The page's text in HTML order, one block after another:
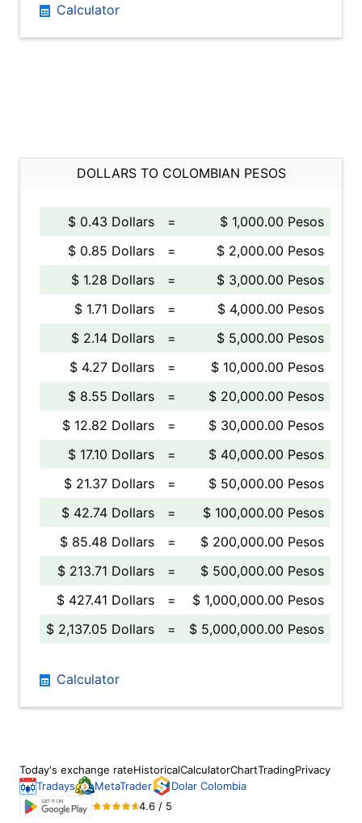
Calculator
DOLLARS TO COLOMBIAN PESOS
$ 0.43 Dollars =
$ 1,000.00 Pesos
$ 0.85 Dollars
=
$ 2,000.00 Pesos
$ 1.28 Dollars
=
$ 3,000.00 Pesos
$ 1.71 Dollars
=
$ 4,000.00 Pesos
$ 2.14 Dollars
=
$ 5,000.00 Pesos
$ 4.27 Dollars
=
$ 10,000.00 Pesos
$ 8.55 Dollars
=
$ 20,000.00 Pesos
$ 12.82 Dollars
=
$ 30,000.00 Pesos
$ 17.10 Dollars
=
$ 40,000.00 Pesos
$ 21.37 Dollars
=
$ 50,000.00 Pesos
$ 42.74 Dollars
=
$ 100,000.00 Pesos
$ 85.48 Dollars
=
$ 200,000.00 Pesos
$ 213.71 Dollars
=
$ 500,000.00 Pesos
$ 427.41 Dollars
=
$ 1,000,000.00 Pesos
$ 2,137.05 Dollars
= $ 5,000,000.00 Pesos
Calculator
Today's exchange rateHistoricalCalculatorChartTradingPrivacy
Tradays
MetaTrader
Dolar Colombia
4.6 / 5